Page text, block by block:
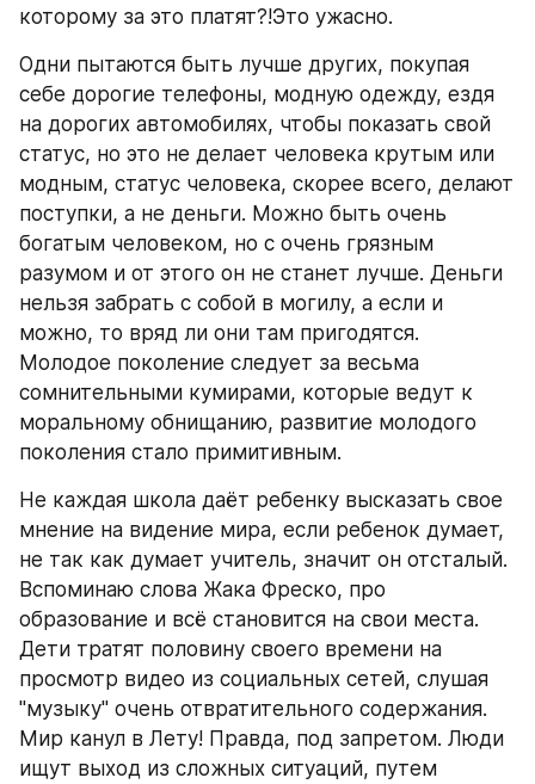
которому за это платят?!Это ужасно.
Одни пытаются быть лучше других, покупая
себе дорогие телефоны, модную одежду, ездя
на дорогих автомобилях, чтобы показать свой
статус, но это не делает человека крутым или
модным, статус человека, скорее всего, делают
поступки, а не деньги. Можно быть очень
богатым человеком, но с очень грязным
разумом и от этого он не станет лучше. Деньги
нельзя забрать с собой в могилу, а если и
можно, то вряд ли они там пригодятся.
Молодое поколение следует за весьма
сомнительными кумирами, которые ведут к
моральному обнищанию, развитие молодого
поколения стало примитивным.
Не каждая школа даёт ребенку высказать свое
мнение на видение мира, если ребенок думает,
не так как думает учитель, значит он отсталый.
Вспоминаю слова Жака Фреско, про
образование и всё становится на свои места.
Дети тратят половину своего времени на
просмотр видео из социальных сетей, слушая
"музыку" очень отвратительного содержания.
Мир канул в Лету! Правда, под запретом. Люди
ищут выход из сложных ситуаций, путем